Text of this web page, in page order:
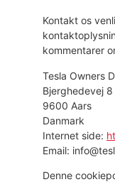
Kontakt os
kommentarer
Tesla Owners
Bjerghedevej 8
9600 Aars
Danmark
Internet side:
Email:
Denne